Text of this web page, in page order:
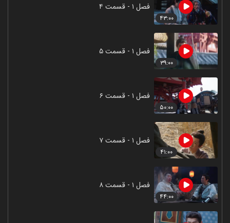
۴۳:۰۰
فصل ۱ - قسمت ۴
۳۹:۰۰
فصل ۱ - قسمت ۵
۵۰:۰۰
فصل ۱ - قسمت ۶
۴۱:۰۰
فصل ۱ - قسمت ۷
۴۴:۰۰
فصل ۱ - قسمت ۸